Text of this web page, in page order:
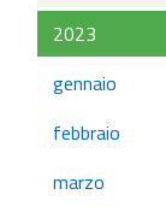
2023
gennaio
febbraio
marzo